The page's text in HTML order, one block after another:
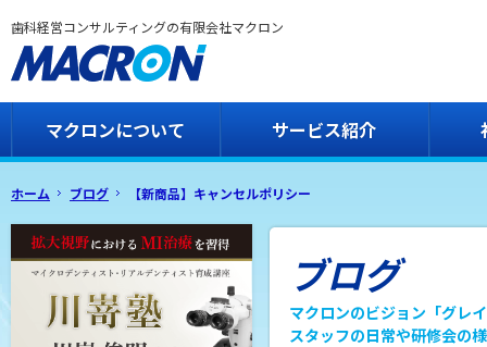
歯科経営コンサルティングの有限会社マクロン
マクロンについて サービス紹介
ホーム ブログ 【新商品】キャンセルポリシー
ブログ
マクロンのビジョン「グレ
スタッフの日常や研修会の